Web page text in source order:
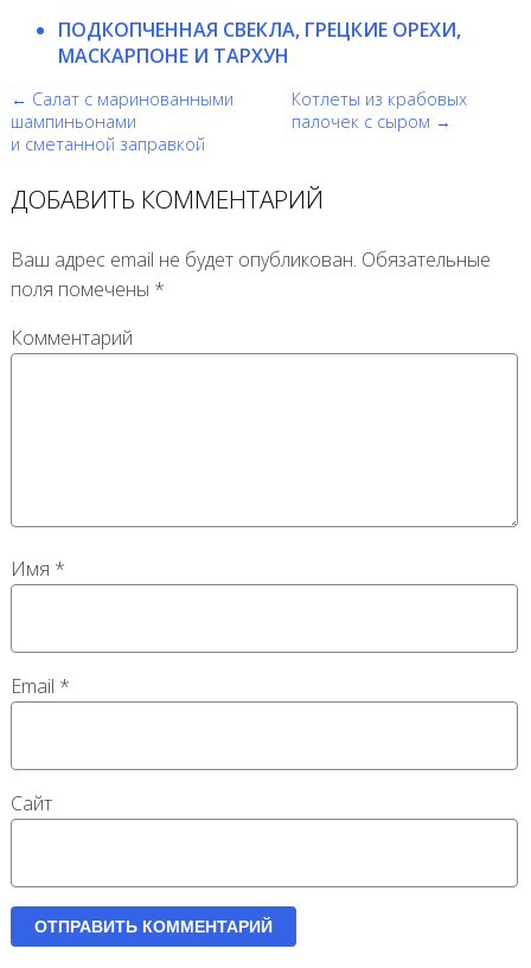
ПОДКОПЧЕННАЯ СВЕКЛА, ГРЕЦКИЕ ОРЕХИ,
МАСКАРПОНЕ И ТАРХУН
← Салат с маринованными
шампиньонами
и сметанной заправкой
Котлеты из крабовых
палочек с сыром →
ДОБАВИТЬ КОММЕНТАРИЙ
Ваш адрес email не будет опубликован. Обязательные
поля помечены *
Комментарий
Имя *
Email *
Сайт